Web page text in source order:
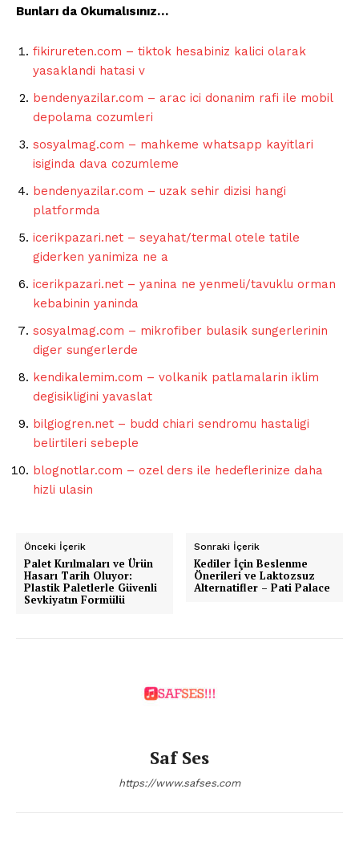
Bunları da Okumalısınız…
fikirureten.com – tiktok hesabiniz kalici olarak
yasaklandi hatasi v
bendenyazilar.com – arac ici donanim rafi ile mobil
depolama cozumleri
sosyalmag.com – mahkeme whatsapp kayitlari
isiginda dava cozumleme
bendenyazilar.com – uzak sehir dizisi hangi
platformda
icerikpazari.net – seyahat/termal otele tatile
giderken yanimiza ne a
icerikpazari.net – yanina ne yenmeli/tavuklu orman
kebabinin yaninda
sosyalmag.com – mikrofiber bulasik sungerlerinin
diger sungerlerde
kendikalemim.com – volkanik patlamalarin iklim
degisikligini yavaslat
bilgiogren.net – budd chiari sendromu hastaligi
belirtileri sebeple
blognotlar.com – ozel ders ile hedeflerinize daha
hizli ulasin
Önceki İçerik
Palet Kırılmaları ve Ürün
Hasarı Tarih Oluyor:
Plastik Paletlerle Güvenli
Sevkiyatın Formülü
Sonraki İçerik
Kediler İçin Beslenme
Önerileri ve Laktozsuz
Alternatifler – Pati Palace
Saf Ses
https://www.safses.com